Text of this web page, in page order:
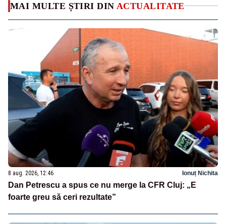
MAI MULTE ȘTIRI DIN ACTUALITATE
8 aug. 2026, 12:46 Ionuț Nichita
Dan Petrescu a spus ce nu merge la CFR Cluj: „E
foarte greu să ceri rezultate”